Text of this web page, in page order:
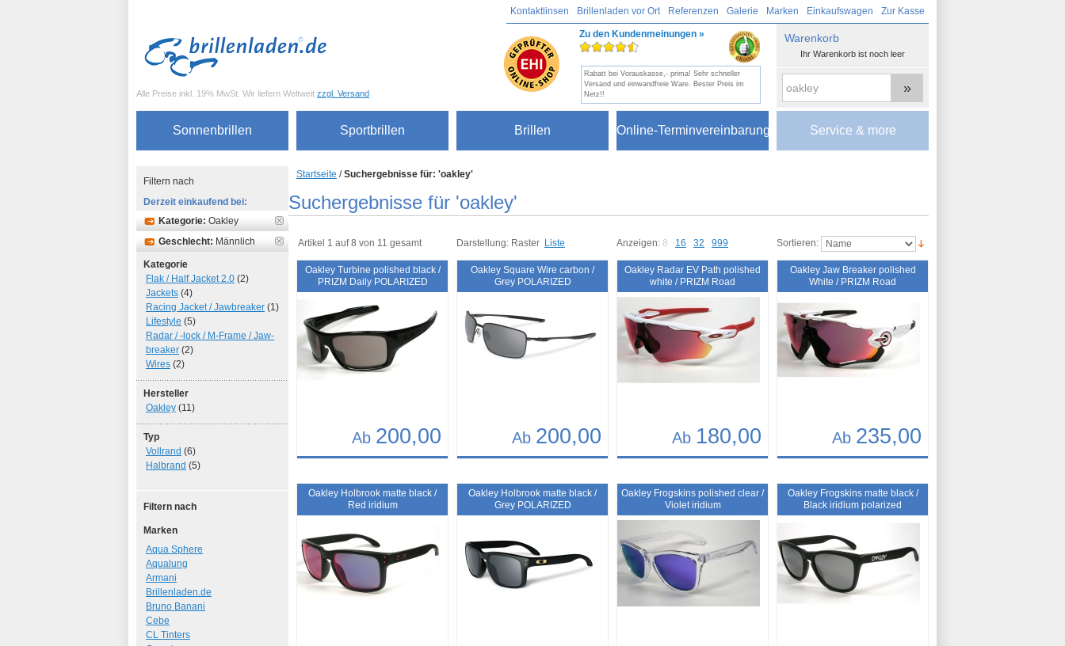
Kontaktlinsen Brillenladen vor Ort Referenzen Galerie Marken Einkaufswagen Zur Kasse
Zu den Kundenmeinungen »
Rabatt bei Vorauskasse,- prima! Sehr schneller
Versand und einwandfreie Ware. Bester Preis im
Netz!!
Alle Preise inkl. 19% MwSt. Wir liefern Weltweit zzgl. Versand »
Warenkorb
Ihr Warenkorb ist noch leer
Sonnenbrillen Sportbrillen Brillen Online-Terminvereinbarung Service & more
Startseite /Suchergebnisse für: 'oakley'
Suchergebnisse für 'oakley'
Artikel 1 auf 8 von 11 gesamt Sortieren:
Anzeigen: 8 16 32 999
Darstellung: Raster Liste
Oakley Turbine polished black /
PRIZM Daily POLARIZED
Ab 200,00
Art.-Nr.: 10261
Oakley Square Wire carbon /
Grey POLARIZED
Ab 200,00
Art.-Nr.: 10669
Oakley Radar EV Path polished
white / PRIZM Road
Ab 180,00
Art.-Nr.: 10371
Oakley Jaw Breaker polished
White / PRIZM Road
Ab 235,00
Art.-Nr.: 10414
Oakley Holbrook matte black /
Red iridium
Oakley Holbrook matte black /
Grey POLARIZED
Oakley Frogskins polished clear /
Violet iridium
Oakley Frogskins matte black /
Black iridium polarized
Filtern nach
Derzeit einkaufend bei:
Kategorie: Oakley
Geschlecht: Männlich
Kategorie
Flak / Half Jacket 2.0 (2)
Jackets (4)
Racing Jacket / Jawbreaker (1)
Lifestyle (5)
Radar / -lock / M-Frame / Jaw-
breaker (2)
Wires (2)
Hersteller
Oakley (11)
Typ
Vollrand (6)
Halbrand (5)
Filtern nach
Marken
Aqua Sphere
Aqualung
Armani
Brillenladen.de
Bruno Banani
Cebe
CL Tinters